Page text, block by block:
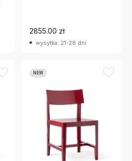
2855.00 zł
wysyłka: 21-28 dni
NEW